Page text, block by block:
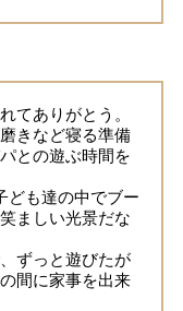
てありがとう。
きなど寝る準備
との遊ぶ時間を
ども達の中でブー
ましい光景だな
ずっと遊びたが
間に家事を出来